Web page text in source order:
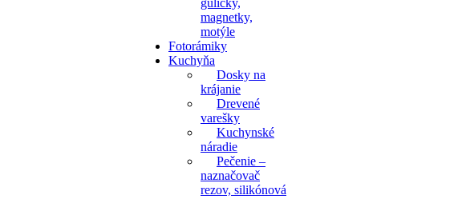
magnetky,
motýle
Fotorámiky
Kuchyňa
Dosky na
krájanie
Drevené
varešky
Kuchynské
náradie
Pečenie –
naznačovač
rezov, silikónová